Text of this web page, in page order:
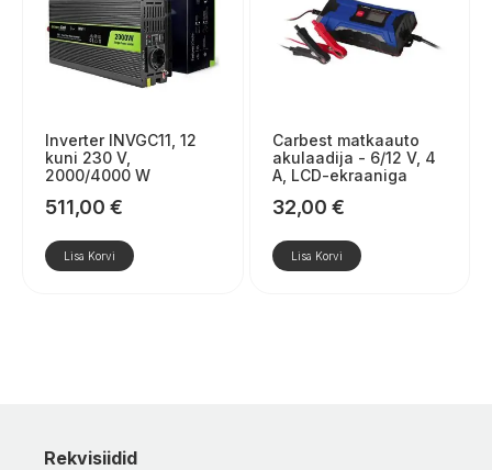
Inverter INVGC11, 12
kuni 230 V,
2000/4000 W
511,00 €
Lisa Korvi
Carbest matkaauto
akulaadija - 6/12 V, 4
A, LCD-ekraaniga
32,00 €
Lisa Korvi
Rekvisiidid